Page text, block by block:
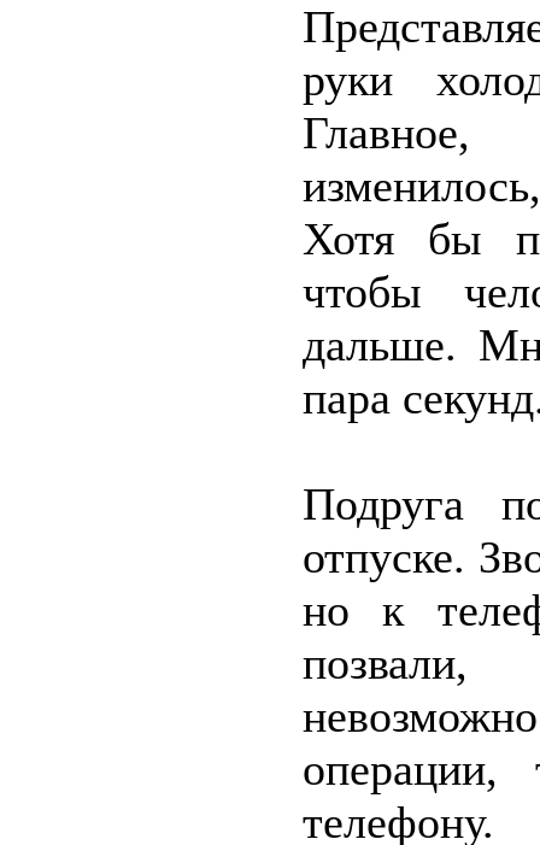
руки
Хотя бы
чтобы
дальше.
пара
Подруга
отпуске.
но к
позвали,
операции,